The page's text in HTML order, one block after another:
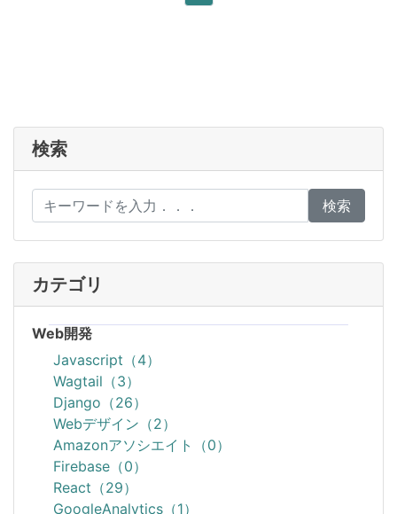
検索
検索
カテゴリ
Web開発
Javascript（4）
Wagtail（3）
Django（26）
Webデザイン（2）
Amazonアソシエイト（0）
Firebase（0）
React（29）
GoogleAnalytics（1）